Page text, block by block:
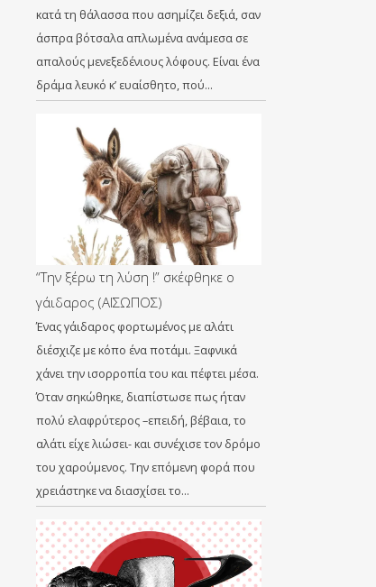
κατά τη θάλασσα που ασημίζει δεξιά, σαν
άσπρα βότσαλα απλωμένα ανάμεσα σε
απαλούς μενεξεδένιους λόφους. Είναι ένα
δράμα λευκό κ’ ευαίσθητο, πού…
“Την ξέρω τη λύση !” σκέφθηκε ο
γάιδαρος (ΑΙΣΩΠΟΣ)
Ένας γάιδαρος φορτωμένος με αλάτι
διέσχιζε με κόπο ένα ποτάμι. Ξαφνικά
χάνει την ισορροπία του και πέφτει μέσα.
Όταν σηκώθηκε, διαπίστωσε πως ήταν
πολύ ελαφρύτερος –επειδή, βέβαια, το
αλάτι είχε λιώσει- και συνέχισε τον δρόμο
του χαρούμενος. Την επόμενη φορά που
χρειάστηκε να διασχίσει το…